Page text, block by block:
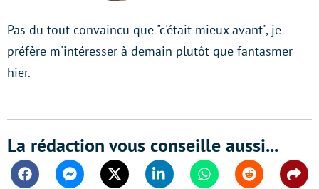
Pas du tout convaincu que "c'était mieux avant", je
préfère m'intéresser à demain plutôt que fantasmer
hier.
La rédaction vous conseille aussi...
FacebookMessengerTwitter Linkedin WhatsappReddit